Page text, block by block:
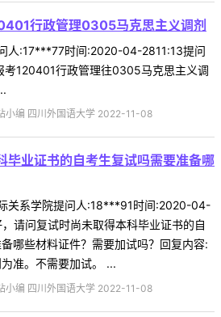
行政管理0305马克思主义调剂
人:17***77时间:2020-04-2811:13提问
考120401行政管理往0305马克思主义调
小编 四川外国语大学 2022-11-08
毕业证书的自考生复试吗需要准备哪
关系学院提问人:18***91时间:2020-04-
请问复试时尚未取得本科毕业证书的自
哪些材料证件？需要加试吗？回复内容:
准。不需要加试。 ...
小编 四川外国语大学 2022-11-08